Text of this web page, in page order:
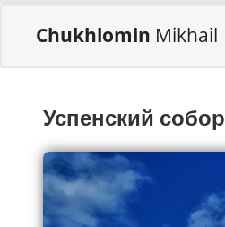
Chukhlomin Mikhail
Успенский собор